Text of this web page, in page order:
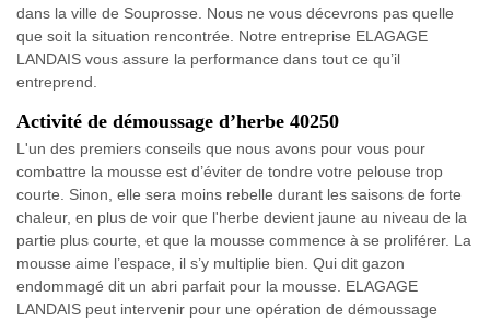
dans la ville de Souprosse. Nous ne vous décevrons pas quelle
que soit la situation rencontrée. Notre entreprise ELAGAGE
LANDAIS vous assure la performance dans tout ce qu’il
entreprend.
Activité de démoussage d’herbe 40250
L'un des premiers conseils que nous avons pour vous pour
combattre la mousse est d’éviter de tondre votre pelouse trop
courte. Sinon, elle sera moins rebelle durant les saisons de forte
chaleur, en plus de voir que l'herbe devient jaune au niveau de la
partie plus courte, et que la mousse commence à se proliférer. La
mousse aime l’espace, il s’y multiplie bien. Qui dit gazon
endommagé dit un abri parfait pour la mousse. ELAGAGE
LANDAIS peut intervenir pour une opération de démoussage